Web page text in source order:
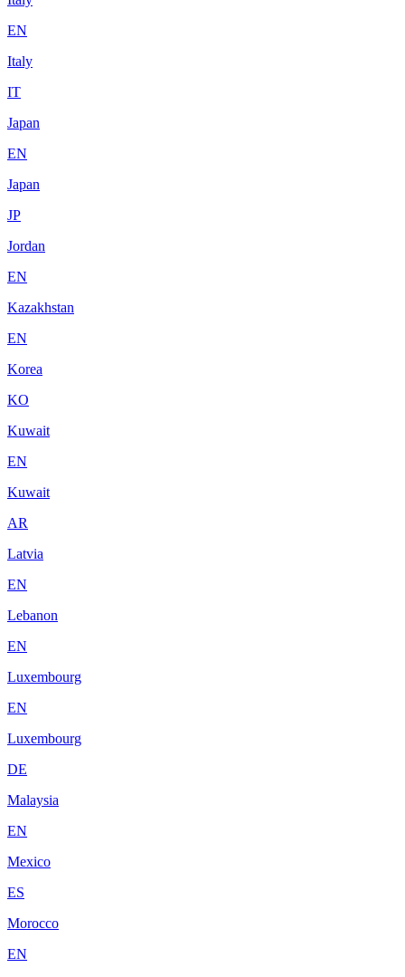
EN
Italy
IT
Japan
EN
Japan
JP
Jordan
EN
Kazakhstan
EN
Korea
KO
Kuwait
EN
Kuwait
AR
Latvia
EN
Lebanon
EN
Luxembourg
EN
Luxembourg
DE
Malaysia
EN
Mexico
ES
Morocco
EN